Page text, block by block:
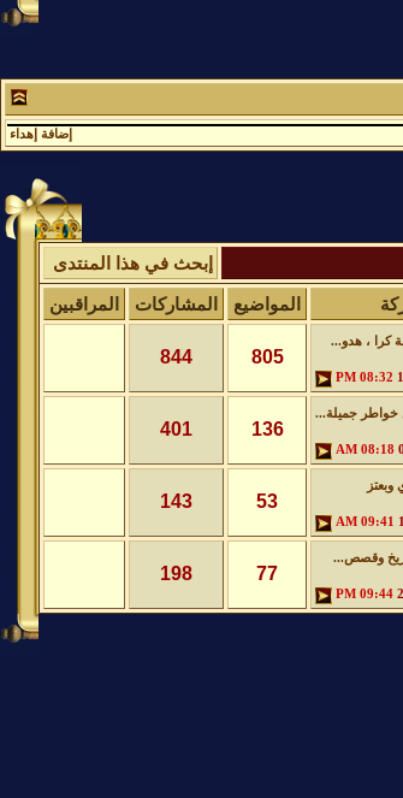
إضافة إهداء
إبحث في هذا المنتدى
المواضيع المشاركات المراقبين
كرا ، هدو...
08:32 PM
805
844
خواطر جميلة...
08:18 AM
136
401
وبعتز
09:41 AM
53
143
وقصص...
09:44 PM
77
198